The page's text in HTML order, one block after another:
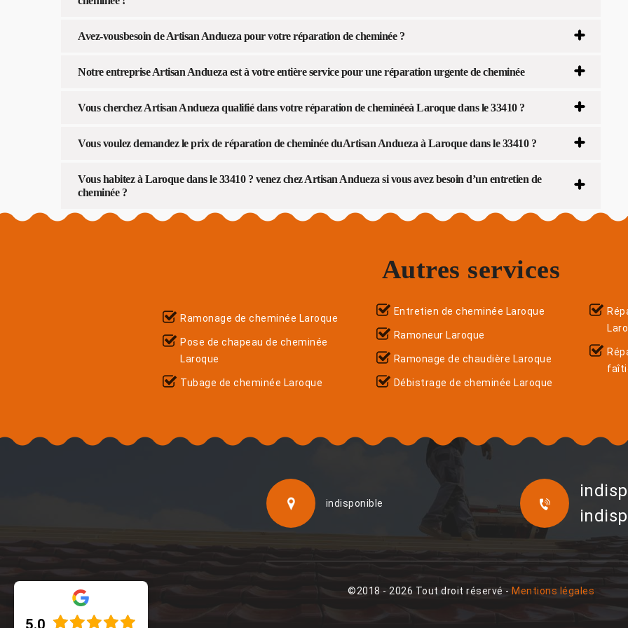
Avez-vousbesoin de Artisan Andueza pour votre réparation de cheminée ?
Notre entreprise Artisan Andueza est à votre entière service pour une réparation urgente de cheminée
Vous cherchez Artisan Andueza qualifié dans votre réparation de cheminéeà Laroque dans le 33410 ?
Vous voulez demandez le prix de réparation de cheminée duArtisan Andueza à Laroque dans le 33410 ?
Vous habitez à Laroque dans le 33410 ? venez chez Artisan Andueza si vous avez besoin d’un entretien de
cheminée ?
Autres services
Ramonage de cheminée Laroque
Pose de chapeau de cheminée
Laroque
Tubage de cheminée Laroque
Entretien de cheminée Laroque
Ramoneur Laroque
Ramonage de chaudière Laroque
Débistrage de cheminée Laroque
indisponible
©2018 - 2026 Tout droit réservé - Mentions légales
5.0